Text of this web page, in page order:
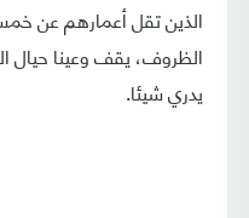
الذين تقل أعمارهم عن
الظروف، يقف وعينا حيال
يدري شيئا.